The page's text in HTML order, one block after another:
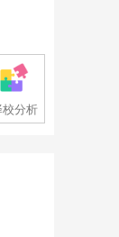
校分析